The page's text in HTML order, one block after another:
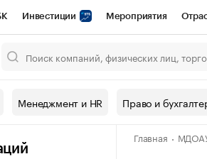
Инвестиции Мероприятия
Конференции СПб Спецпроекты
Рынок наличной валюты
Менеджмент и HR Право и
Главная